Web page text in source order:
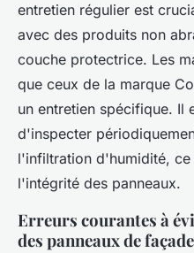
entretien régulier est
avec des produits non
couche protectrice. Les
que ceux de la marque
un entretien spécifique. Il
d'inspecter
l'infiltration d'humidité,
l'intégrité des panneaux.
Erreurs courantes à
des panneaux de façade